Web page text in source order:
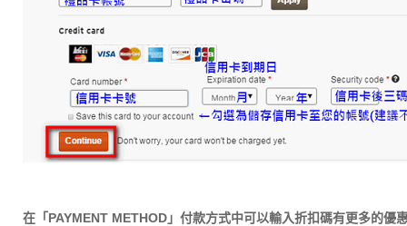
在「PAYMENT METHOD」付款方式中可以輸入折扣碼有更多的優